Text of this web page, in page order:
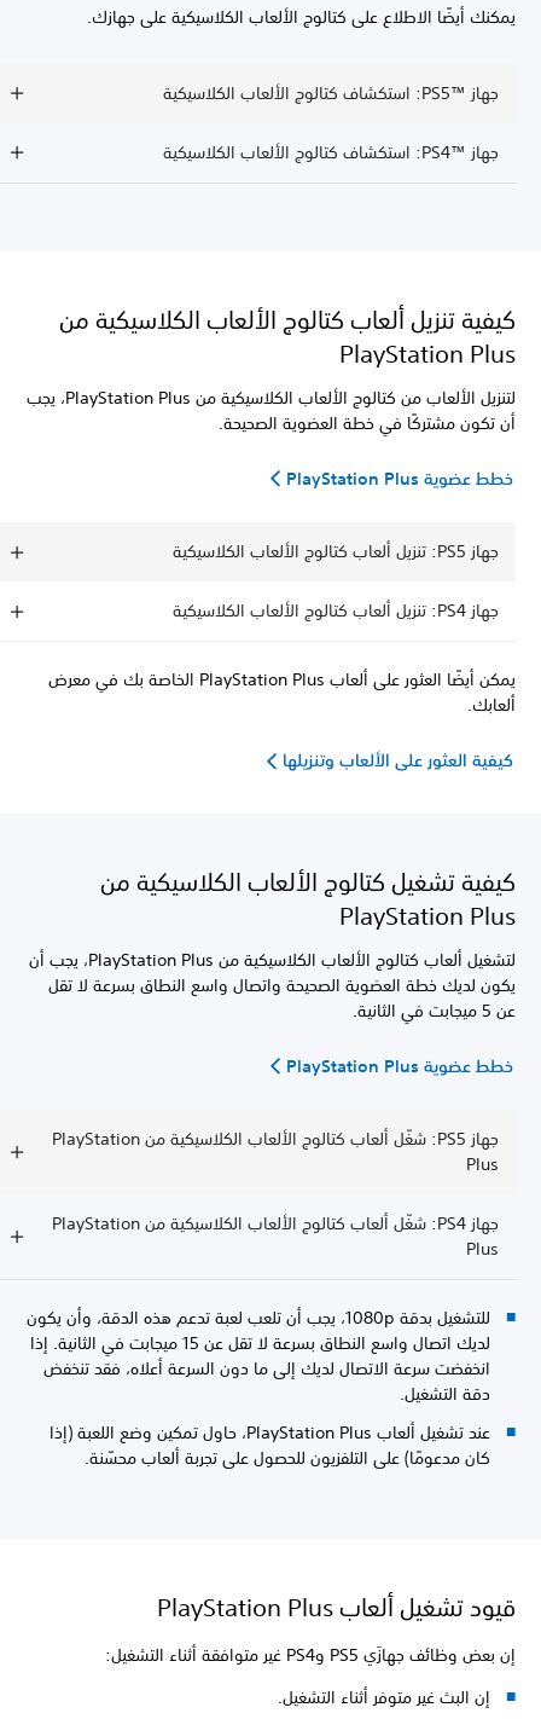
يمكنك أيضًا الاطلاع على كتالوج الألعاب الكلاسيكية على جهازك.
جهاز PS5™‎: استكشاف كتالوج الألعاب الكلاسيكية
جهاز PS4™‎: استكشاف كتالوج الألعاب الكلاسيكية
كيفية تنزيل ألعاب كتالوج الألعاب الكلاسيكية من
PlayStation Plus
لتنزيل الألعاب من كتالوج الألعاب الكلاسيكية من PlayStation Plus، يجب
أن تكون مشتركًا في خطة العضوية الصحيحة.
خطط عضوية PlayStation Plus
جهاز PS5: تنزيل ألعاب كتالوج الألعاب الكلاسيكية
جهاز PS4: تنزيل ألعاب كتالوج الألعاب الكلاسيكية
يمكن أيضًا العثور على ألعاب PlayStation Plus الخاصة بك في معرض
ألعابك.
كيفية العثور على الألعاب وتنزيلها
كيفية تشغيل كتالوج الألعاب الكلاسيكية من
PlayStation Plus
لتشغيل ألعاب كتالوج الألعاب الكلاسيكية من PlayStation Plus، يجب أن
يكون لديك خطة العضوية الصحيحة واتصال واسع النطاق بسرعة لا تقل
عن 5 ميجابت في الثانية.
خطط عضوية PlayStation Plus
جهاز PS5: شغّل ألعاب كتالوج الألعاب الكلاسيكية من PlayStation
Plus
جهاز PS4: شغّل ألعاب كتالوج الألعاب الكلاسيكية من PlayStation
Plus
للتشغيل بدقة 1080p، يجب أن تلعب لعبة تدعم هذه الدقة، وأن يكون
لديك اتصال واسع النطاق بسرعة لا تقل عن 15 ميجابت في الثانية. إذا
انخفضت سرعة الاتصال لديك إلى ما دون السرعة أعلاه، فقد تنخفض
دقة التشغيل.
عند تشغيل ألعاب PlayStation Plus، حاول تمكين وضع اللعبة (إذا
كان مدعومًا) على التلفزيون للحصول على تجربة ألعاب محسّنة.
قيود تشغيل ألعاب PlayStation Plus
إن بعض وظائف جهازَي PS5 وPS4 غير متوافقة أثناء التشغيل:
إن البث غير متوفر أثناء التشغيل.